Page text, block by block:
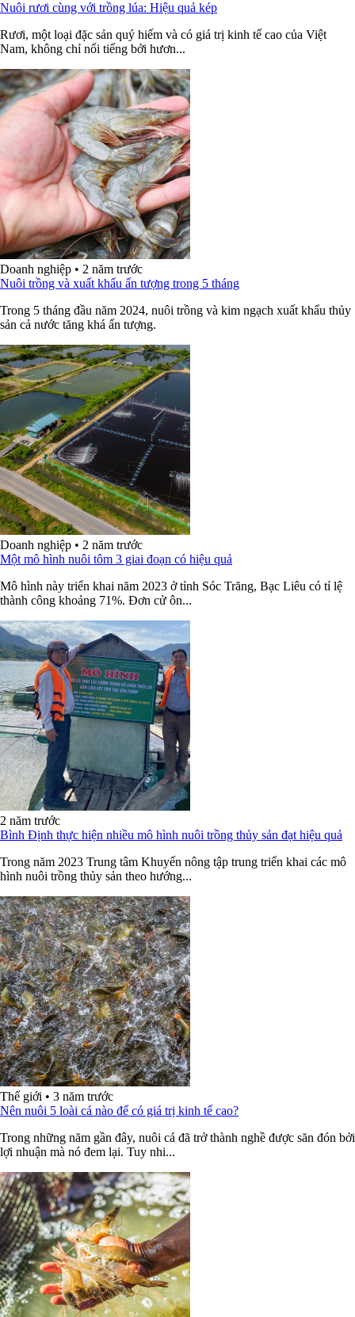
Nuôi rươi cùng với trồng lúa: Hiệu quả kép
Rươi, một loại đặc sản quý hiếm và có giá trị kinh tế cao của Việt
Nam, không chỉ nổi tiếng bởi hươn...
Doanh nghiệp • 2 năm trước
Nuôi trồng và xuất khẩu ấn tượng trong 5 tháng
Trong 5 tháng đầu năm 2024, nuôi trồng và kim ngạch xuất khẩu thủy
sản cả nước tăng khá ấn tượng.
Doanh nghiệp • 2 năm trước
Một mô hình nuôi tôm 3 giai đoạn có hiệu quả
Mô hình này triển khai năm 2023 ở tỉnh Sóc Trăng, Bạc Liêu có tỉ lệ
thành công khoảng 71%. Đơn cử ôn...
2 năm trước
Bình Định thực hiện nhiều mô hình nuôi trồng thủy sản đạt hiệu quả
Trong năm 2023 Trung tâm Khuyến nông tập trung triển khai các mô
hình nuôi trồng thủy sản theo hướng...
Thế giới • 3 năm trước
Nên nuôi 5 loài cá nào để có giá trị kinh tế cao?
Trong những năm gần đây, nuôi cá đã trở thành nghề được săn đón bởi
lợi nhuận mà nó đem lại. Tuy nhi...